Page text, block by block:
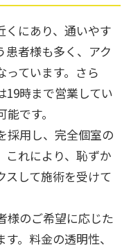
くにあり、通いやす
患者様も多く、アク
っています。さら
19時まで営業してい
です。
採用し、完全個室の
これにより、恥ずか
スして施術を受けて
様のご希望に応じた
。料金の透明性、